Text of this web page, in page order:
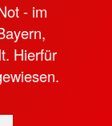
- im
Hierfür